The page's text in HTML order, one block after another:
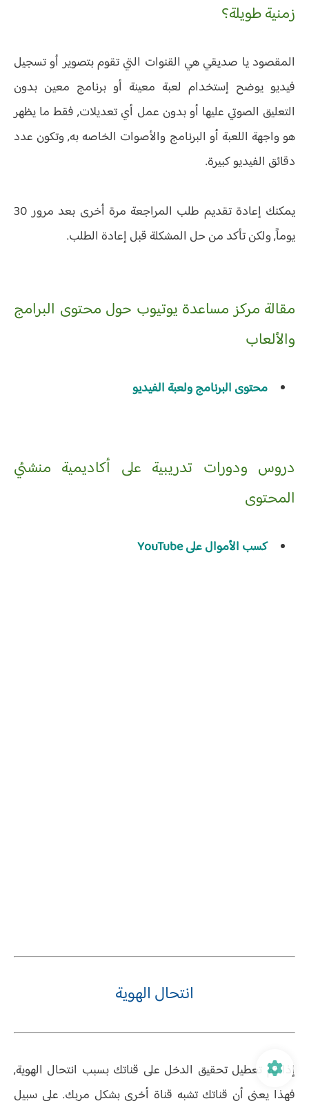
زمنية طويلة؟
المقصود يا صديقي هي القنوات التي تقوم بتصوير أو تسجيل
فيديو يوضح إستخدام لعبة معينة أو برنامج معين بدون
التعليق الصوتي عليها أو بدون عمل أي تعديلات, فقط ما يظهر
هو واجهة اللعبة أو البرنامج والأصوات الخاصه به, وتكون عدد
دقائق الفيديو كبيرة.
يمكنك إعادة تقديم طلب المراجعة مرة أخرى بعد مرور 30
يوماً, ولكن تأكد من حل المشكلة قبل إعادة الطلب.
مقالة مركز مساعدة يوتيوب حول محتوى البرامج
والألعاب
محتوى البرنامج ولعبة الفيديو
دروس ودورات تدريبية على أكاديمية منشئي
المحتوى
كسب الأموال على YouTube
انتحال الهوية
إذا تم تعطيل تحقيق الدخل على قناتك بسبب انتحال الهوية,
فهذا يعني أن قناتك تشبه قناة أخرى بشكل مربك. على سبيل